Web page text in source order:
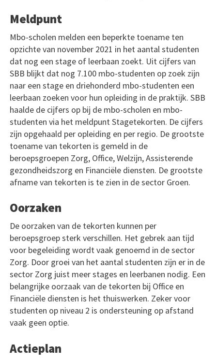
Meldpunt
Mbo-scholen melden een beperkte toename ten
opzichte van november 2021 in het aantal studenten
dat nog een stage of leerbaan zoekt. Uit cijfers van
SBB blijkt dat nog 7.100 mbo-studenten op zoek zijn
naar een stage en driehonderd mbo-studenten een
leerbaan zoeken voor hun opleiding in de praktijk. SBB
haalde de cijfers op bij de mbo-scholen en mbo-
studenten via het meldpunt Stagetekorten. De cijfers
zijn opgehaald per opleiding en per regio. De grootste
toename van tekorten is gemeld in de
beroepsgroepen Zorg, Office, Welzijn, Assisterende
gezondheidszorg en Financiële diensten. De grootste
afname van tekorten is te zien in de sector Groen.
Oorzaken
De oorzaken van de tekorten kunnen per
beroepsgroep sterk verschillen. Het gebrek aan tijd
voor begeleiding wordt vaak genoemd in de sector
Zorg. Door groei van het aantal studenten zijn er in de
sector Zorg juist meer stages en leerbanen nodig. Een
belangrijke oorzaak van de tekorten bij Office en
Financiële diensten is het thuiswerken. Zeker voor
studenten op niveau 2 is ondersteuning op afstand
vaak geen optie.
Actieplan